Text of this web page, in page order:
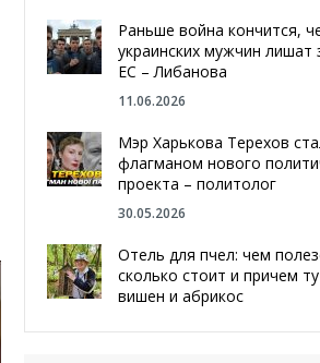
Раньше война кончится,
украинских мужчин лишат
ЕС – Либанова
11.06.2026
Мэр Харькова Терехов
флагманом нового
проекта – политолог
30.05.2026
Отель для пчел: чем
сколько стоит и причем
вишен и абрикос